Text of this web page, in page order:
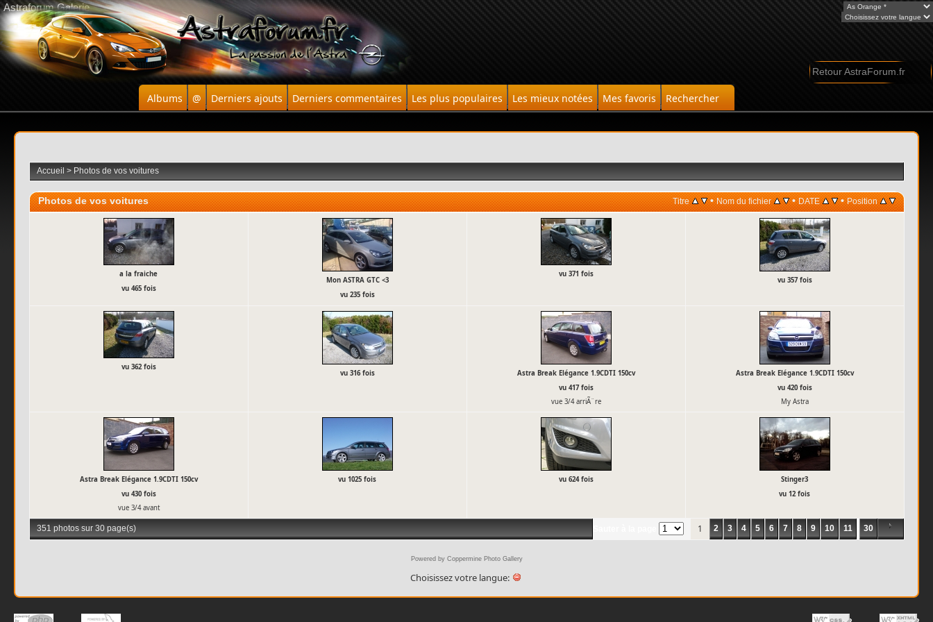
Astraforum Galerie
Retour AstraForum.fr
Albums @ Derniers ajouts Derniers commentaires Les plus populaires Les mieux notées Mes favoris Rechercher
Accueil > Photos de vos voitures
Photos de vos voitures Titre •Nom du fichier •DATE •Position
a la fraiche
vu 465 fois
Mon ASTRA GTC <3
vu 235 fois
vu 371 fois
vu 357 fois
vu 362 fois
vu 316 fois
Astra Break Elégance 1.9CDTI 150cv
vu 417 fois
vue 3/4 arriÃ¨re
Astra Break Elégance 1.9CDTI 150cv
vu 420 fois
My Astra
Astra Break Elégance 1.9CDTI 150cv
vu 430 fois
vue 3/4 avant
vu 1025 fois vu 624 fois
Stinger3
vu 12 fois
351 photos sur 30 page(s) 1 2 3 4 5 6 7 8 9 10 11 30
Powered by Coppermine Photo Gallery
Choisissez votre langue: